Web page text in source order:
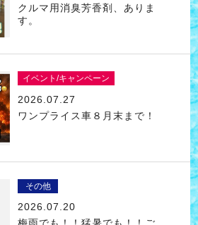
クルマ用消臭芳香剤、ありま
す。
イベント/キャンペーン
2026.07.27
ワンプライス車８月末まで！
その他
2026.07.20